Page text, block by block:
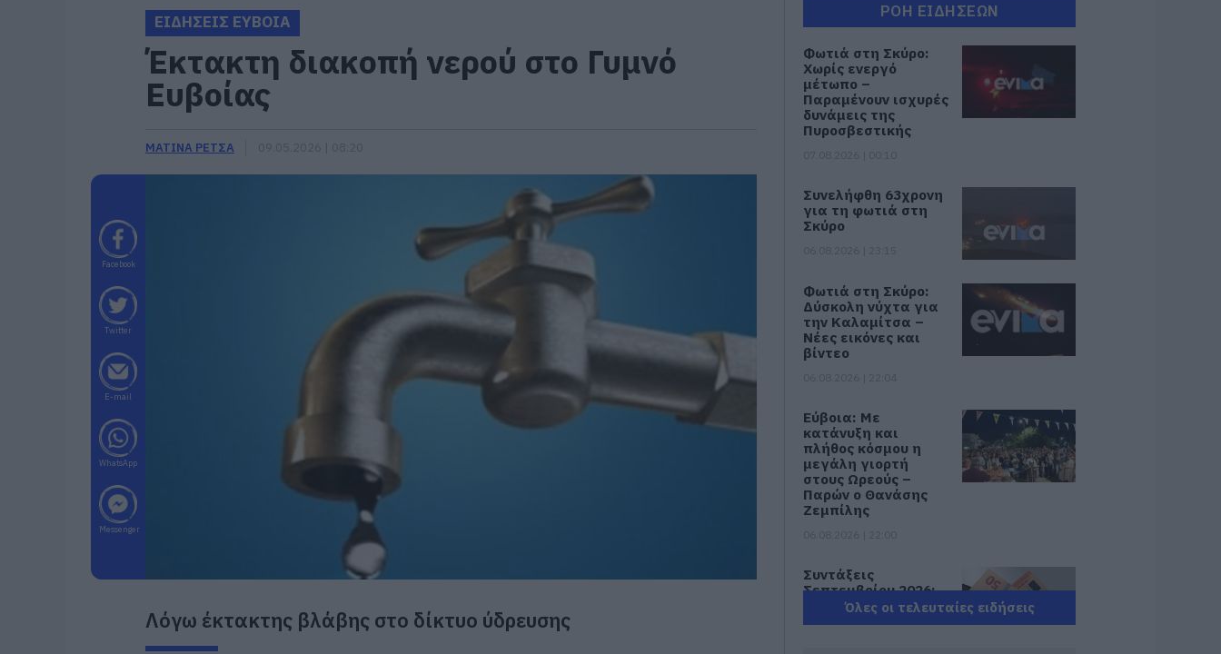
ΕΙΔΗΣΕΙΣ ΕΥΒΟΙΑ
Έκτακτη διακοπή νερού στο Γυμνό
Ευβοίας
ΜΑΤΙΝΑ ΡΕΤΣΑ
Facebook
Twitter
E-mail
WhatsApp
Messenger
Λόγω έκτακτης βλάβης στο δίκτυο ύδρευσης
ΡΟΗ ΕΙΔΗΣΕΩΝ
Φωτιά στη Σκύρο:
Χωρίς ενεργό
μέτωπο –
Παραμένουν ισχυρές
δυνάμεις της
Πυροσβεστικής
Συνελήφθη 63χρονη
για τη φωτιά στη
Σκύρο
Φωτιά στη Σκύρο:
Δύσκολη νύχτα για
την Καλαμίτσα –
Νέες εικόνες και
βίντεο
Εύβοια: Με
κατάνυξη και
πλήθος κόσμου η
μεγάλη γιορτή
στους Ωρεούς –
Παρών ο Θανάσης
Ζεμπίλης
Συντάξεις
Σεπτεμβρίου 2026:
Πότε πληρώνονται
οι δικαιούχοι – Οι
Όλες οι τελευταίες ειδήσεις